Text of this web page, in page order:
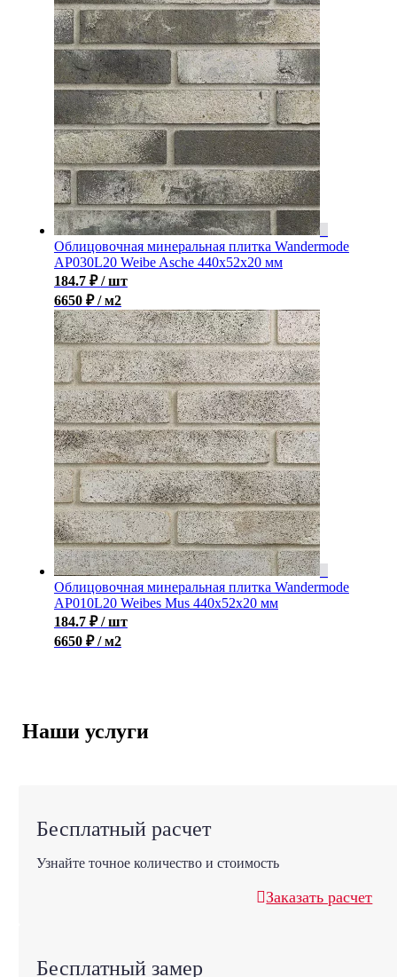
Облицовочная минеральная плитка Wandermode
AP030L20 Weibe Asche 440x52x20 мм
184.7 ₽ / шт
6650 ₽ / м2
Облицовочная минеральная плитка Wandermode
AP010L20 Weibes Mus 440x52x20 мм
184.7 ₽ / шт
6650 ₽ / м2
Наши услуги
Бесплатный расчет
Узнайте точное количество и стоимость
Заказать расчет
Бесплатный замер